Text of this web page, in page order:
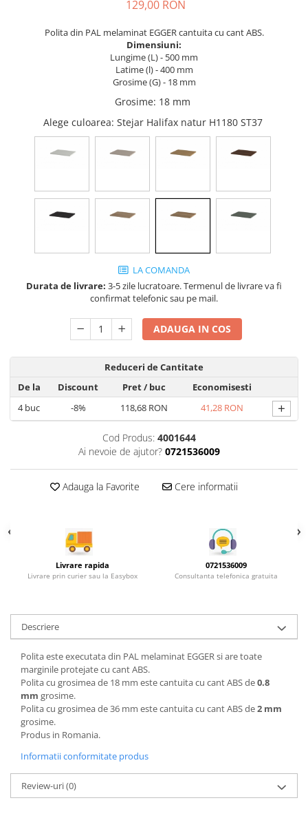
dressing
Sisteme pentru usi pliante
Console si suporti polita
Accesorii pentru compartimentare
Ambia-Line - Blum
Suruburi, coltare, elemente de
Lamele si cepi de lemn
Picioare si rotile mobilier
Picioare mobilier
Scurgatoare pentru vase
Cosuri Jolly si coloane
129,00 RON
Polita din PAL melaminat EGGER cantuita cu cant ABS.
Dimensiuni:
Lungime (L) - 500 mm
Latime (l) - 400 mm
Grosime (G) - 18 mm
Grosime: 18 mm
Alege culoarea: Stejar Halifax natur H1180 ST37
LA COMANDA
Durata de livrare: 3-5 zile lucratoare. Termenul de livrare va fi
confirmat telefonic sau pe mail.
ADAUGA IN COS
Reduceri de Cantitate
De la
Discount Pret/ buc
Economisesti
4buc -8% 118,68 RON 41,28 RON +
Cod Produs: 4001644
Ai nevoie de ajutor? 0721536009
Adauga la Favorite Cere informatii
Livrare rapida
Livrare prin curier sau la Easybox
0721536009
Consultanta telefonica gratuita
Descriere
Polita este executata din PAL melaminat EGGER si are toate
marginile protejate cu cant ABS.
Polita cu grosimea de 18 mm este cantuita cu cant ABS de0.8
mm grosime.
Polita cu grosimea de 36 mm este cantuita cu cant ABS de2 mm
grosime.
Produs in Romania.
Informatii conformitate produs
Review-uri(0)